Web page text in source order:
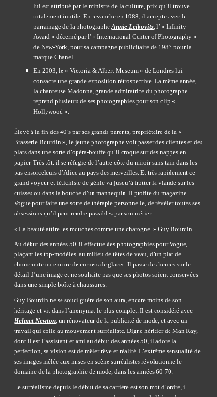
lui est attribué par le ministre de la culture, prix qu’il trouve
totalement inutile. En revanche en 1988, il accepte avec le
parrainage de la photographe Annie Leibovitz, l’ « Infinity
Award » décerné par l' « International Center of Photography »
de New-York, pour sa campagne publicitaire de 1987 pour la
marque Chanel.
En 2003, le « Victoria & Albert Museum » de Londres lui
consacre une grande exposition rétrospective. La même année,
la chanteuse Madonna, grande admiratrice du photographe
reprend plusieurs de ses photographies pour son clip «
Hollywood ».
Élevé à la fin des 40’s par ses grands-parents, propriétaire de la «
Brasserie Bourdin », le jeune photographe voit passer des clientes et des
plats dans une sorte d’opéra-bouffe qu’il croque sur des nappes en
papier. Très tôt, il se réfugie de l’autre côté du miroir sans tain dans les
pas ensorceleurs d’Alice au pays des merveilles. Et très rapidement ce
grand voyeur et fétichiste de génie va jusqu’à frotter la viande sur les
cuisses ou dans la bouche d’un mannequin. Il profite du magazine
Vogue pour faire une sorte de thérapie personnelle, de révéler toutes ses
obsessions qu’il peut rendre possibles par son métier.
« La beauté attire les mouches comme une charogne. » Guy Bourdin
Au début des années 50, il effectue des photographies pour Vogue,
plaçant les top-modèles, au milieu de têtes de veau, d’un plat de
choucroute ou encore de cornets de glaces. Il passe des heures sur le
détail d’une image et ne souhaite pas que ses photos soient conservées
dans une simple boîte à chaussures.
Guy Bourdin ne se souci guère de son aura, encore moins de son
héritage et vit dans l’anonymat le plus complet. Il est considéré avec
Helmut Newton , un rénovateur de la publicité de mode, et avec un
travail qui colle au mouvement surréaliste. Digne héritier de Man Ray,
dont il est l’assistant et ami au début des années 50, il adore la
perfection, sa vision est de mêler rêve et réalité. L’extrême sensualité de
ses images mêlée aux mises en scène surréalistes révolutionne le
domaine de la photographie de mode, dans les années 60-70.
Le surréalisme depuis le début de sa carrière est son mot d’ordre, il